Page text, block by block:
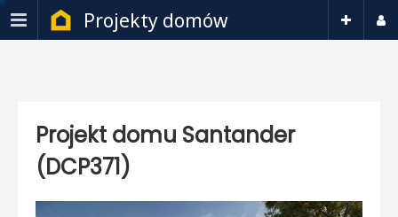
Projekty domów
Projekt domu Santander
(DCP371)